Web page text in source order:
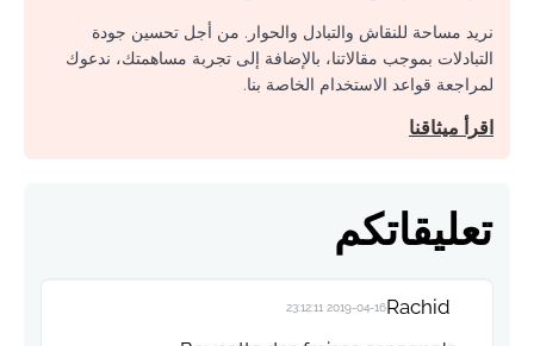
نريد مساحة للنقاش والتبادل والحوار. من أجل تحسين جودة
التبادلات بموجب مقالاتنا، بالإضافة إلى تجربة مساهمتك، ندعوك
لمراجعة قواعد الاستخدام الخاصة بنا.
اقرأ ميثاقنا
تعليقاتكم
Rachid
2019-04-16 23:12:11